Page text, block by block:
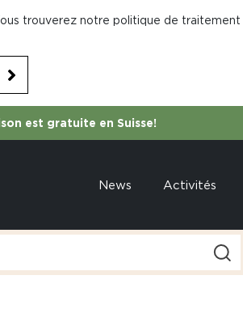
trouverez notre politique de traitement
est gratuite en Suisse!
News Activités